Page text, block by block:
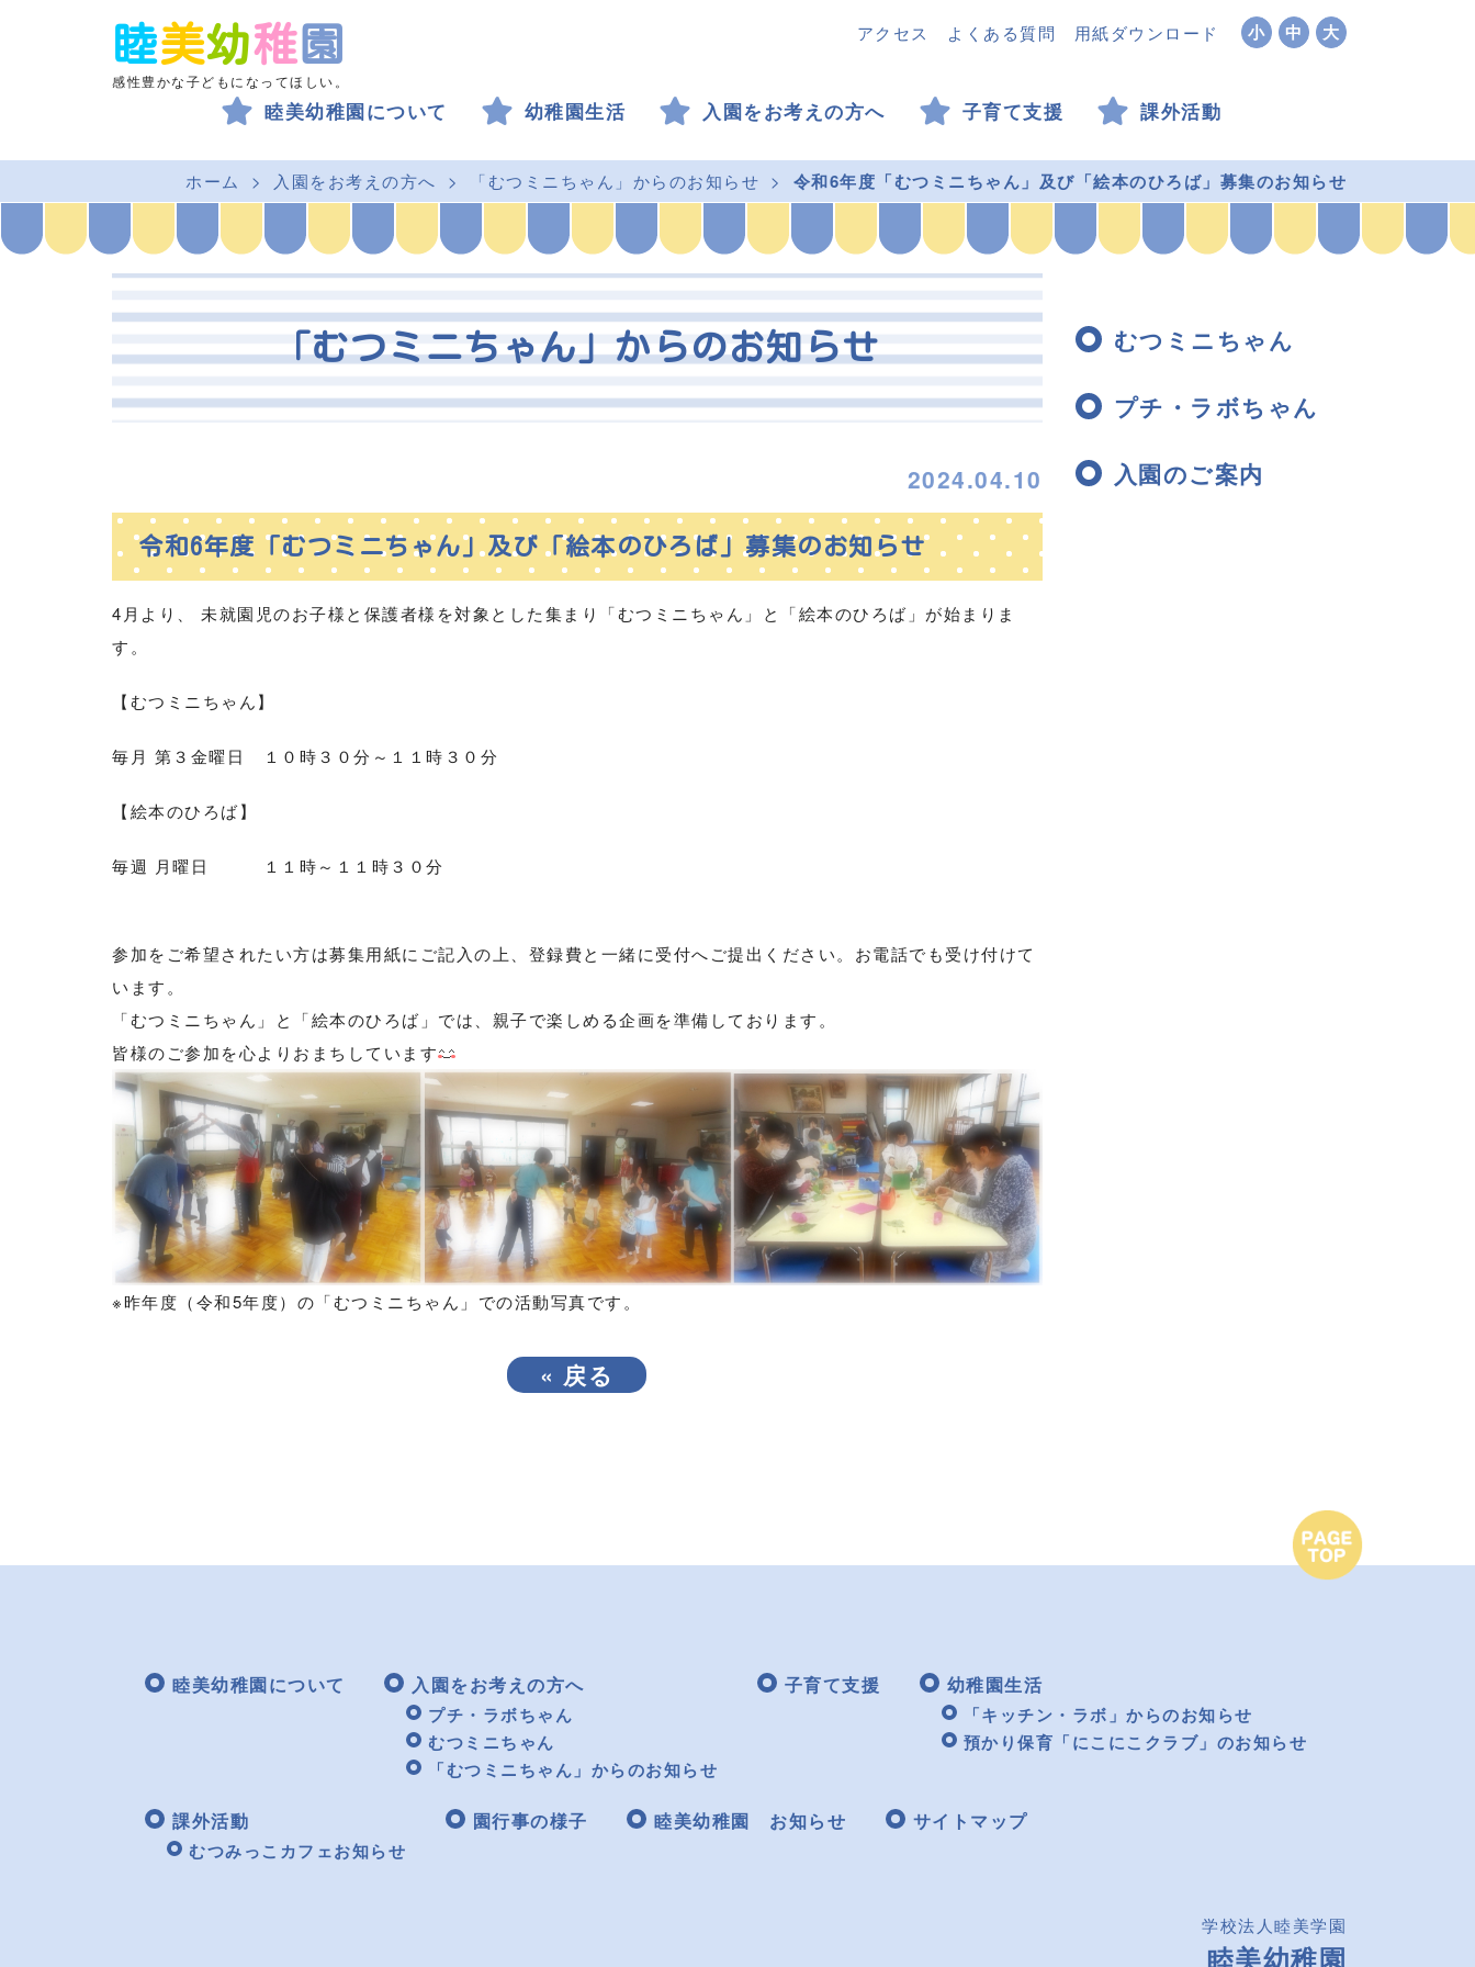
睦美幼稚 園
感性豊かな子どもになってほしい。
小 中 大
アクセス よくある質問 用紙ダウンロード
睦美幼稚園について 幼稚園生活 入園をお考えの方へ 子育て支援 課外活動
ホーム 入園をお考えの方へ 「むつミニちゃん」からのお知らせ 令和6年度「むつミニちゃん」及び「絵本のひろば」募集のお知らせ
「むつミニちゃん」からのお知らせ
2024.04.10
令和6年度「むつミニちゃん」及び「絵本のひろば」募集のお知らせ
4月より、 未就園児のお子様と保護者様を対象とした集まり「むつミニちゃん」と「絵本のひろば」が始まりま
す。
【むつミニちゃん】
毎月 第３金曜日 １０時３０分～１１時３０分
【絵本のひろば】
毎週 月曜日 １１時～１１時３０分
参加をご希望されたい方は募集用紙にご記入の上、登録費と一緒に受付へご提出ください。お電話でも受け付けて
います。
「むつミニちゃん」と「絵本のひろば」では、親子で楽しめる企画を準備しております。
皆様のご参加を心よりおまちしています
※昨年度（令和5年度）の「むつミニちゃん」での活動写真です。
« 戻る
むつミニちゃん
プチ・ラボちゃん
入園のご案内
睦美幼稚園について 入園をお考えの方へ
プチ・ラボちゃん
むつミニちゃん
「むつミニちゃん」からのお知らせ
子育て支援 幼稚園生活
「キッチン・ラボ」からのお知らせ
預かり保育「にこにこクラブ」のお知らせ
課外活動
むつみっこカフェお知らせ
園行事の様子 睦美幼稚園 お知らせ サイトマップ
学校法人睦美学園
睦美幼稚園